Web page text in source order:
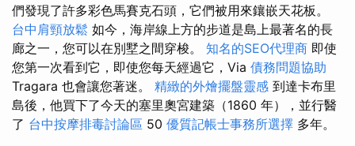
們發現了許多彩色馬賽克石頭，它們被用來鑲嵌天花板。
台中肩頸放鬆 如今，海岸線上方的步道是島上最著名的長
廊之一，您可以在別墅之間穿梭。 知名的SEO代理商 即使
您第一次看到它，即使您每天經過它，Via 債務問題協助
Tragara 也會讓您著迷。 精緻的外燴擺盤靈感 到達卡布里
島後，他買下了今天的塞里奧宮建築（1860 年），並行醫
了 台中按摩排毒討論區 50 優質記帳士事務所選擇 多年。